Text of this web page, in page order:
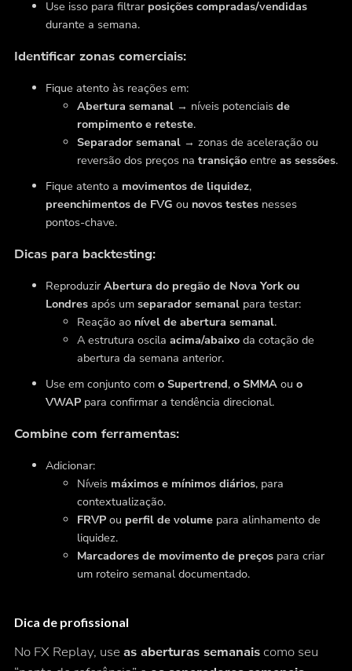
Use isso para filtrar posições compradas/vendidas
durante a semana.
Identificar zonas comerciais:
Fique atento às reações em:
Abertura semanal→ níveis potenciais de
rompimento e reteste.
Separador semanal→ zonas de aceleração ou
reversão dos preços na transiçãoentre as sessões.
Fique atento a movimentos de liquidez,
preenchimentos de FVG ou novos testesnesses
pontos-chave.
Dicas para backtesting:
Reproduzir Abertura do pregão de Nova York ou
Londresapós um separador semanalpara testar:
Reação ao nível de abertura semanal.
A estrutura oscila acima/abaixoda cotação de
abertura da semana anterior.
Use em conjunto com o Supertrend, o SMMAou o
VWAPpara confirmar a tendência direcional.
Combine com ferramentas:
Adicionar:
Níveis máximos e mínimos diários, para
contextualização.
FRVPou perfil de volumepara alinhamento de
liquidez.
Marcadores de movimento de preçospara criar
um roteiro semanal documentado.
Dica de profissional
No FX Replay, use as aberturas semanaiscomo seu